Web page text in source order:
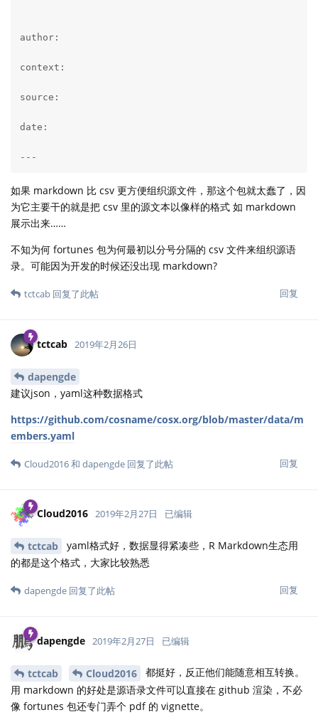
author:
context:
source:
date:
---
如果 markdown 比 csv 更方便组织源文件，那这个包就太蠢了，因
为它主要干的就是把 csv 里的源文本以像样的格式 如 markdown
展示出来……
不知为何 fortunes 包为何最初以分号分隔的 csv 文件来组织源语
录。可能因为开发的时候还没出现 markdown?
回复
tctcab 回复了此帖
tctcab 2019年2月26日
dapengde
建议json，yaml这种数据格式
https://github.com/cosname/cosx.org/blob/master/data/m
embers.yaml
回复
Cloud2016和 dapengde 回复了此帖
Cloud2016 2019年2月27日 已编辑
tctcab
yaml格式好，数据显得紧凑些，R Markdown生态用
的都是这个格式，大家比较熟悉
回复
dapengde 回复了此帖
dapengde 2019年2月27日 已编辑
tctcab Cloud2016
都挺好，反正他们能随意相互转换。
用 markdown 的好处是源语录文件可以直接在 github 渲染，不必
像 fortunes 包还专门弄个 pdf 的 vignette。